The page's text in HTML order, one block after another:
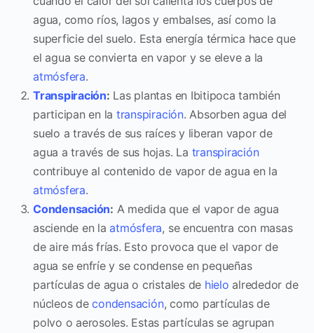
agua, como ríos, lagos y embalses, así como la
superficie del suelo. Esta energía térmica hace que
el agua se convierta en vapor y se eleve a la
atmósfera.
Transpiración: Las plantas en Ibitipoca también
participan en la transpiración. Absorben agua del
suelo a través de sus raíces y liberan vapor de
agua a través de sus hojas. La transpiración
contribuye al contenido de vapor de agua en la
atmósfera.
Condensación: A medida que el vapor de agua
asciende en laatmósfera, se encuentra con masas
de aire más frías. Esto provoca que el vapor de
agua se enfríe y se condense en pequeñas
partículas de agua o cristales de hielo alrededor de
núcleos decondensación, como partículas de
polvo o aerosoles. Estas partículas se agrupan